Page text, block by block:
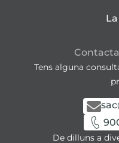
Tens alguna
De dilluns a